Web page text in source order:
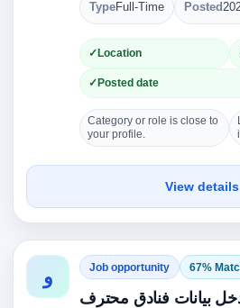
TypeFull-Time Posted
Location
Posted date
Category or role is close to
your profile.
View details
و Job opportunity 67%
بيانات فنادق محترف